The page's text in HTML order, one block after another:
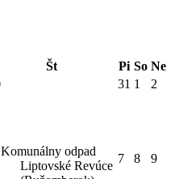
Št Pi So Ne
31 1 2
Komunálny odpad
Liptovské Revúce
7 8 9